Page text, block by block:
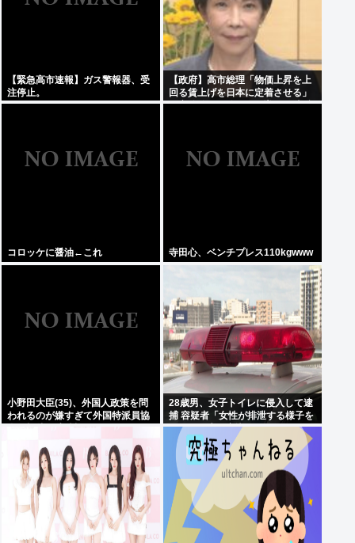
【緊急高市速報】ガス警報器、受
注停止。
【政府】高市総理「物価上昇を上
回る賃上げを日本に定着させる」
国家公務員月給3.51%増へ 人事院
コロッケに醤油←これ 寺田心、ベンチプレス110kgwww
小野田大臣(35)、外国人政策を問
われるのが嫌すぎて外国特派員協
会の招待を連続拒否www
28歳男、女子トイレに侵入して逮
捕 容疑者「女性が排泄する様子を
見たくて床に寝込んでしまった」